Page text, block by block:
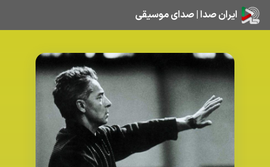
ایران صدا | صدای موسیقی